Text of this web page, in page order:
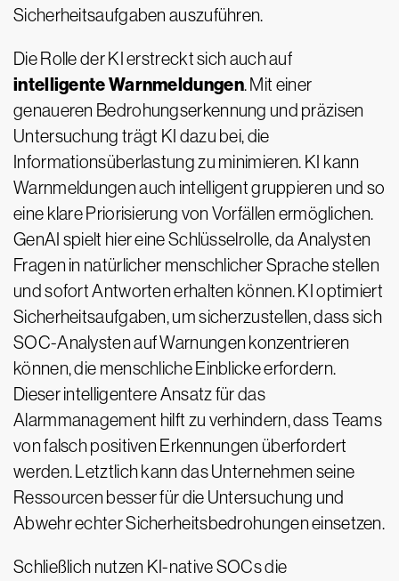
Sicherheitsaufgaben auszuführen.
Die Rolle der KI erstreckt sich auch auf
intelligente Warnmeldungen. Mit einer
genaueren Bedrohungserkennung und präzisen
Untersuchung trägt KI dazu bei, die
Informationsüberlastung zu minimieren. KI kann
Warnmeldungen auch intelligent gruppieren und so
eine klare Priorisierung von Vorfällen ermöglichen.
GenAI spielt hier eine Schlüsselrolle, da Analysten
Fragen in natürlicher menschlicher Sprache stellen
und sofort Antworten erhalten können. KI optimiert
Sicherheitsaufgaben, um sicherzustellen, dass sich
SOC-Analysten auf Warnungen konzentrieren
können, die menschliche Einblicke erfordern.
Dieser intelligentere Ansatz für das
Alarmmanagement hilft zu verhindern, dass Teams
von falsch positiven Erkennungen überfordert
werden. Letztlich kann das Unternehmen seine
Ressourcen besser für die Untersuchung und
Abwehr echter Sicherheitsbedrohungen einsetzen.
Schließlich nutzen KI-native SOCs die